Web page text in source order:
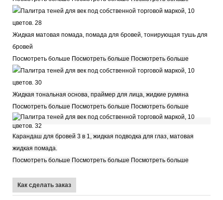
Жидкая матовая помада, помада для бровей, тонирующая тушь для
бровей
Посмотреть больше Посмотреть больше Посмотреть больше
Жидкая тональная основа, праймер для лица, жидкие румяна
Посмотреть больше Посмотреть больше Посмотреть больше
Карандаш для бровей 3 в 1, жидкая подводка для глаз, матовая
жидкая помада.
Посмотреть больше Посмотреть больше Посмотреть больше
Как сделать заказ